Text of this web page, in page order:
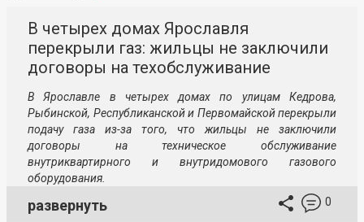
В четырех домах Ярославля
перекрыли газ: жильцы не заключили
договоры на техобслуживание
В Ярославле в четырех домах по улицам Кедрова,
Рыбинской, Республиканской и Первомайской перекрыли
подачу газа из-за того, что жильцы не заключили
договоры на техническое обслуживание
внутриквартирного и внутридомового газового
оборудования.
развернуть 0